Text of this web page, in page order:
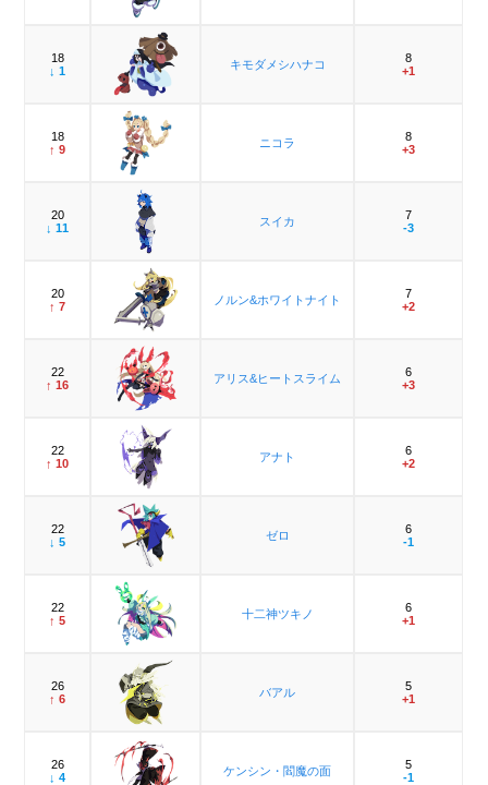
18
↓ 1
キモダメシハナコ
8
+1
18
↑ 9
ニコラ
8
+3
20
↓ 11
スイカ
7
-3
20
↑ 7
ノルン&ホワイトナイト
7
+2
22
↑ 16
アリス&ヒートスライム
6
+3
22
↑ 10
アナト
6
+2
22
↓ 5
ゼロ
6
-1
22
↑ 5
十二神ツキノ
6
+1
26
↑ 6
バアル
5
+1
26
↓ 4
ケンシン・閻魔の面
5
-1